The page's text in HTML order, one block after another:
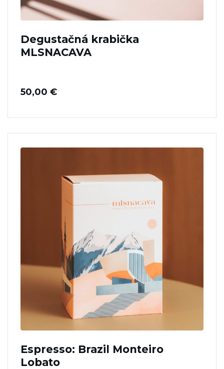
Degustačná krabička
MLSNACAVA
50,00 €
Espresso: Brazil Monteiro
Lobato